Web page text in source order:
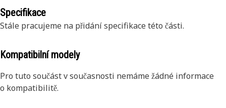
Specifikace
Stále pracujeme na přidání specifikace této části.
Kompatibilní modely
Pro tuto součást v současnosti nemáme žádné informace
o kompatibilitě.